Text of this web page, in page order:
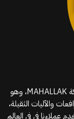
موقع قطع الغيار KGSAN وهو أحد اعمال شركة MAHALLAK، وهو
والآليات الثقيلة،
عملاءنا في في العالم